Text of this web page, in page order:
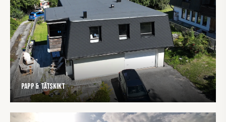
Papp & tätskikt